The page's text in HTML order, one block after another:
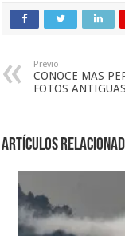
Previo
CONOCE MAS
FOTOS ANTIGUAS
Artículos